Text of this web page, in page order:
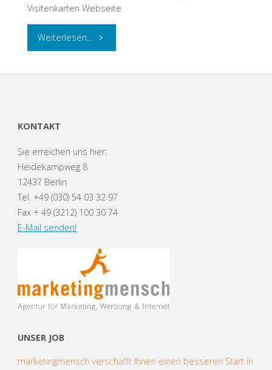
Visitenkarten Webseite
Weiterlesen... "Logo
KONTAKT
Sie erreichen uns hier:
Heidekampweg 8
12437 Berlin
Tel. +49 (030) 54 03 32 97
Fax + 49 (3212) 100 30 74
E-Mail senden!
UNSER JOB
marketingmensch verschafft Ihnen einen besseren Start in